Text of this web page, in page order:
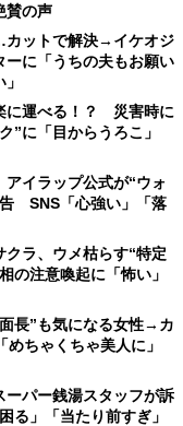
賛の声
カットで解決→イケオジ
に「うちの夫もお願い
に運べる！？ 災害時に
”に「目からうろこ」
アイラップ公式が“ウォ
SNS「心強い」「落
ラ、ウメ枯らす“特定
注意喚起に「怖い」
長”も気になる女性→カ
ちゃくちゃ美人に」
パー銭湯スタッフが訴
る」「当たり前すぎ」